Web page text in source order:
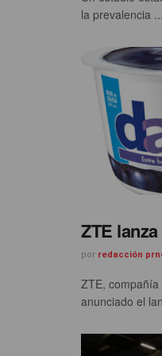
la prevalencia ...
ZTE
por redacción
ZTE,
anunciado el